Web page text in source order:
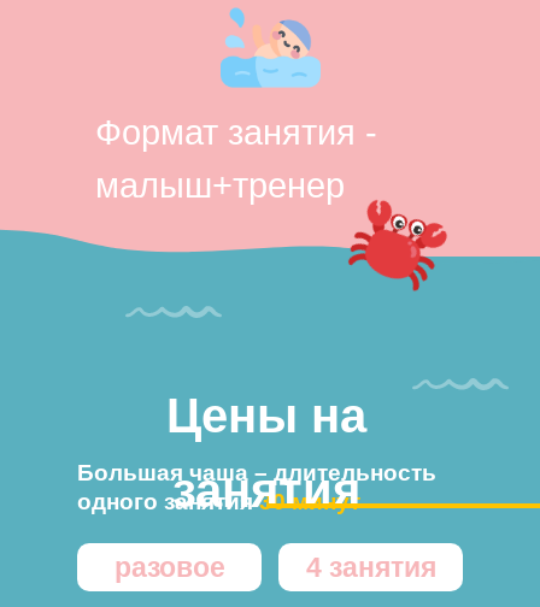
Формат занятия -
малыш+тренер
разовое 4 занятия
Большая чаша – длительность
одного занятия30 минут
Цены на
занятия